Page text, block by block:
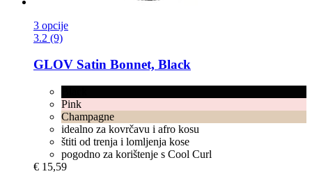
3 opcije
3.2 (9)
GLOV Satin Bonnet, Black
Pink
Champagne
idealno za kovrčavu i afro kosu
štiti od trenja i lomljenja kose
pogodno za korištenje s Cool Curl
€ 15,59